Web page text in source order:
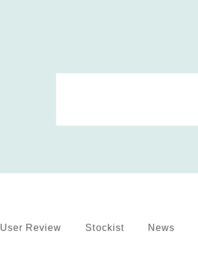
User Review Stockist News